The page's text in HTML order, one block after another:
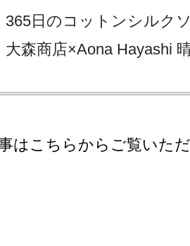
365日のコットンシルク
大森商店×Aona Hayashi
はこちらからご覧いた